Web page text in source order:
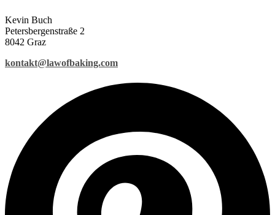
Kevin Buch
Petersbergenstraße 2
8042 Graz
kontakt@lawofbaking.com